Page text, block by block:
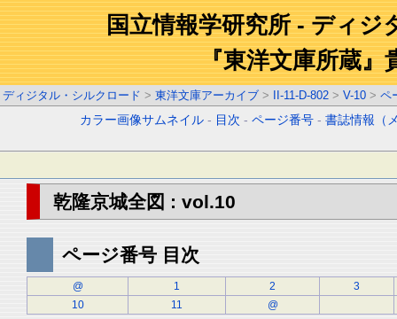
国立情報学研究所 - ディジ
『東洋文庫所蔵』
ディジタル・シルクロード > 東洋文庫アーカイブ > II-11-D-802 > V-10 > ペ
カラー画像サムネイル - 目次 -ページ番号 -書誌情報（
乾隆京城全図 : vol.10
ページ番号 目次
@ 1 2
3
10
11 @